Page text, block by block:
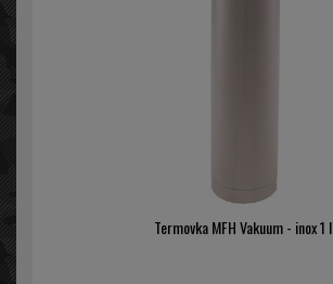
Termovka MFH Vakuum - inox 1 l